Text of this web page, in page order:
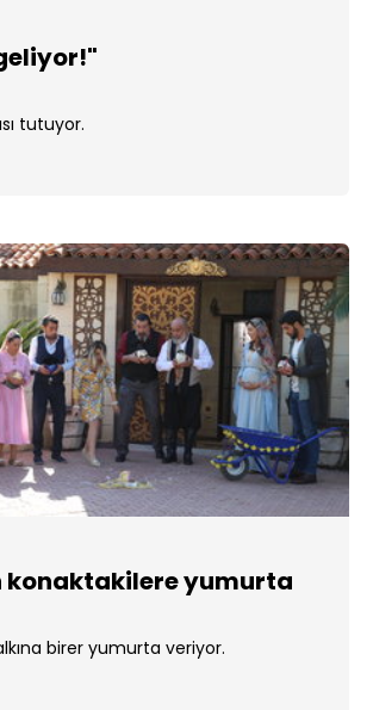
tutuyor.
konaktakilere yumurta
birer yumurta veriyor.